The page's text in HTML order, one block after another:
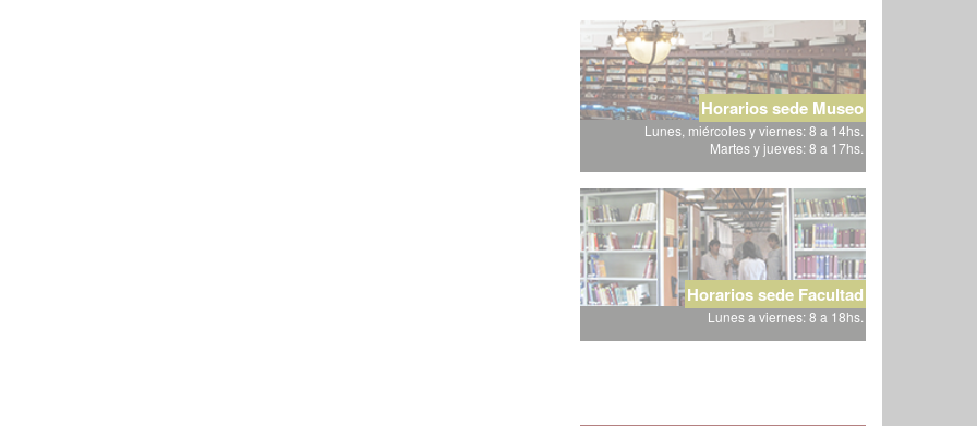
Horarios sede Museo
Lunes, miércoles y viernes: 8 a 14hs.
Martes y jueves: 8 a 17hs.
Horarios sede Facultad
Lunes a viernes: 8 a 18hs.